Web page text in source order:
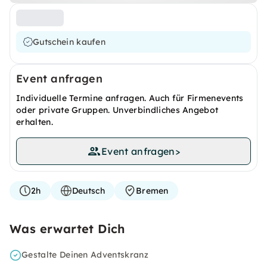
Gutschein kaufen
Event anfragen
Individuelle Termine anfragen. Auch für Firmenevents
oder private Gruppen. Unverbindliches Angebot
erhalten.
Event anfragen>
2h Deutsch Bremen
Was erwartet Dich
Gestalte Deinen Adventskranz